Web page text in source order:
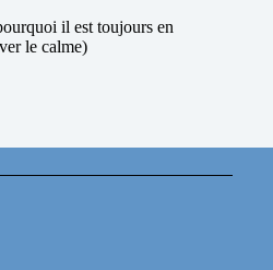
il est toujours en
le calme)